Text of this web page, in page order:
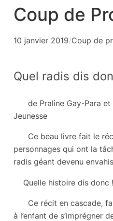
Coup de
10 janvier 2019/Coup de
Quel radis dis
de Praline Gay-Para et
Jeunesse
Ce beau livre fait le
personnages qui ont la
radis géant devenu
Quelle histoire dis donc
Ce récit en cascade,
à l’enfant de s’imprégner